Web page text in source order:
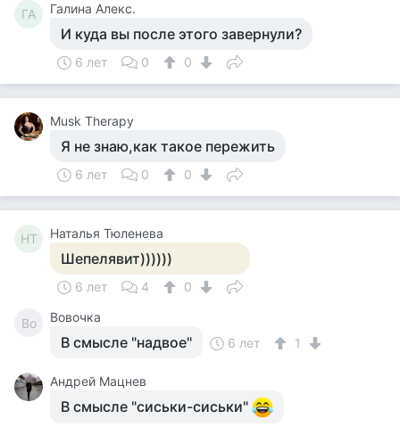
ГА Галина Алекс.
И куда вы после этого завернули?
6 лет 0 0
Musk Therapy
Я не знаю,как такое пережить
6 лет 0 0
НТ Наталья Тюленева
Шепелявит))))))
6 лет 4 0
Во Вовочка
В смысле "надвое" 6 лет 1
Андрей Мацнев
В смысле "сиськи-сиськи"